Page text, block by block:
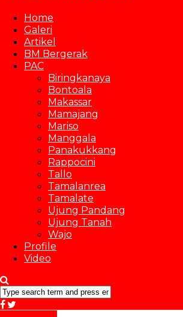
Home
Galeri
Artikel
BM Bergerak
PAC
Biringkanaya
Bontoala
Makassar
Mamajang
Mariso
Manggala
Panakukkang
Rappocini
Tallo
Tamalanrea
Tamalate
Ujung Pandang
Ujung Tanah
Wajo
Profile
Video